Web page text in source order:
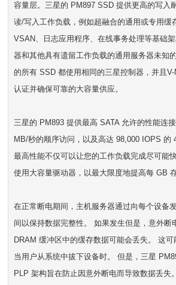
容量层。三星的 PM897 SSD 提供更高的写入
读/写入工作负载，例如超融合的通用或专用缓
VSAN、日志应用程序、在线事务处理等基础
器和其他具有遗留工作负载的通用服务器未知
的所有 SSD 都使用相同的三星控制器，并且
认证并确保可靠的大容量供应。
三星的 PM893 提供最高 SATA 允许的性能连
MB/秒的顺序访问，以及高达 98,000 IOPS 的
最高性能不仅可以让您的工作负载完成尽可能
使用大容量驱动器，以最大限度地提高每 GB
在正常断电期间，主机服务器通过向每个设备
间以保持数据完整性。 如果发生但是，意外断
DRAM 缓冲区中的缓存数据可能会丢失。 这
当用户从系统中拔下设备时。 但是，三星
PLP 架构旨在防止因意外断电而导致数据丢失